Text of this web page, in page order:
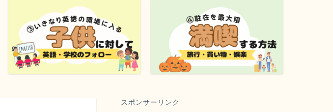
スポンサーリンク